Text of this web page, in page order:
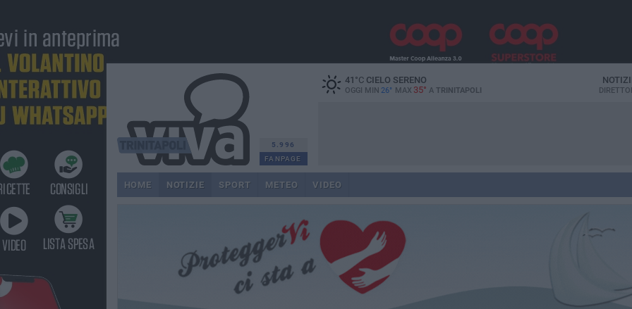
5.996
FANPAGE
41 °CCIELO SERENO
OGGI MIN 26° MAX 35° A TRINITAPOLI
HOME NOTIZIE SPORT METEO VIDEO